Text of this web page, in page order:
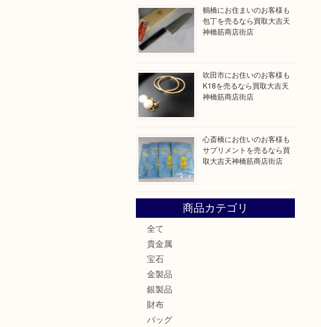
鶴橋にお住まいのお客様も
包丁を売るなら買取大吉天
神橋筋商店街店
吹田市にお住いのお客様も
K18を売るなら買取大吉天
神橋筋商店街店
心斎橋にお住いのお客様も
サプリメントを売るなら買
取大吉天神橋筋商店街店
商品カテゴリ
全て
貴金属
宝石
金製品
銀製品
財布
バッグ